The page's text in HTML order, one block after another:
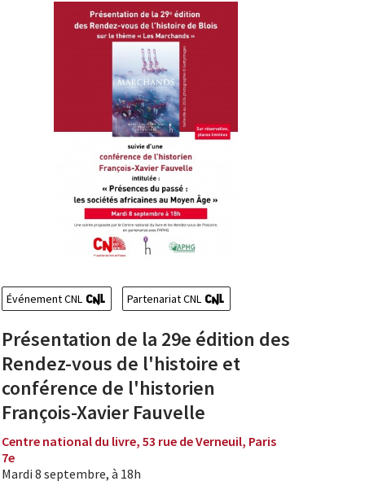
Événement CNL Partenariat CNL
Présentation de la 29e édition des
Rendez-vous de l'histoire et
conférence de l'historien
François-Xavier Fauvelle
Centre national du livre, 53 rue de Verneuil, Paris
7e
Mardi 8 septembre, à 18h